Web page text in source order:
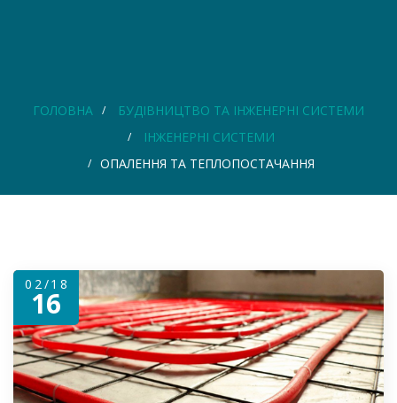
ГОЛОВНА
БУДІВНИЦТВО ТА ІНЖЕНЕРНІ СИСТЕМИ
ІНЖЕНЕРНІ СИСТЕМИ
ОПАЛЕННЯ ТА ТЕПЛОПОСТАЧАННЯ
02/18
16